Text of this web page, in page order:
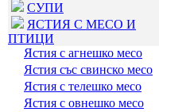
СУПИ
ЯСТИЯ С МЕСО И
ПТИЦИ
Ястия с агнешко месо
Ястия със свинско месо
Ястия с телешко месо
Ястия с овнешко месо